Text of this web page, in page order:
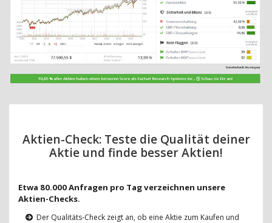
Aktien-Check: Teste die Qualität deiner
Aktie und finde besser Aktien!
Etwa 80.000 Anfragen pro Tag verzeichnen unsere
Aktien-Checks.
Der Qualitäts-Check zeigt an, ob eine Aktie zum Kaufen und